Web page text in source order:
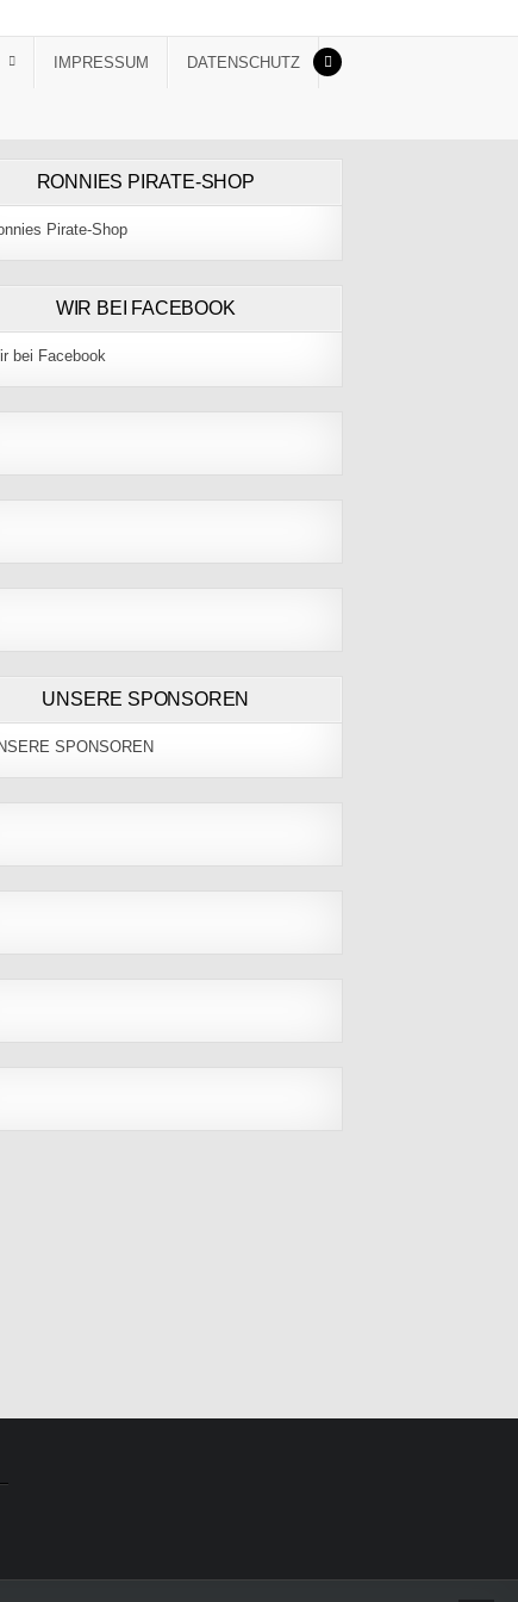
IMPRESSUM DATENSCHUTZ
RONNIES PIRATE-SHOP
WIR BEI FACEBOOK
UNSERE SPONSOREN